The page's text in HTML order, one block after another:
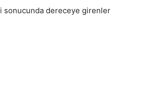
sonucunda dereceye girenler